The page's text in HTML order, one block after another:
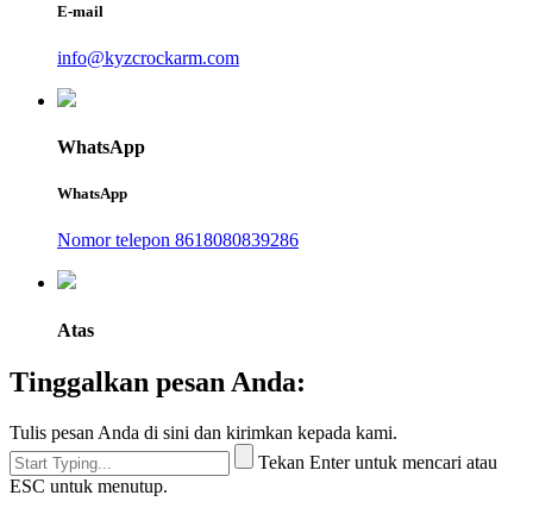
E-mail
info@kyzcrockarm.com
WhatsApp
WhatsApp
Nomor telepon 8618080839286
Atas
Tinggalkan pesan Anda:
Tulis pesan Anda di sini dan kirimkan kepada kami.
Tekan Enter untuk mencari atau
ESC untuk menutup.